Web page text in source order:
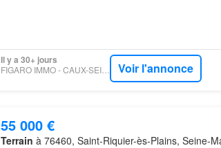
Il y a 30+ jours
FIGARO IMMO - CAUX-SEINE-IMMOBILIER Voir l'annonce
55 000 €
Terrain à 76460, Saint-Riquier-ès-Plains, Seine-